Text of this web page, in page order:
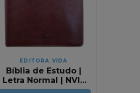
EDITORA VIDA
Bíblia de Estudo |
Letra Normal | NVI |
Capa Luxo Marrom